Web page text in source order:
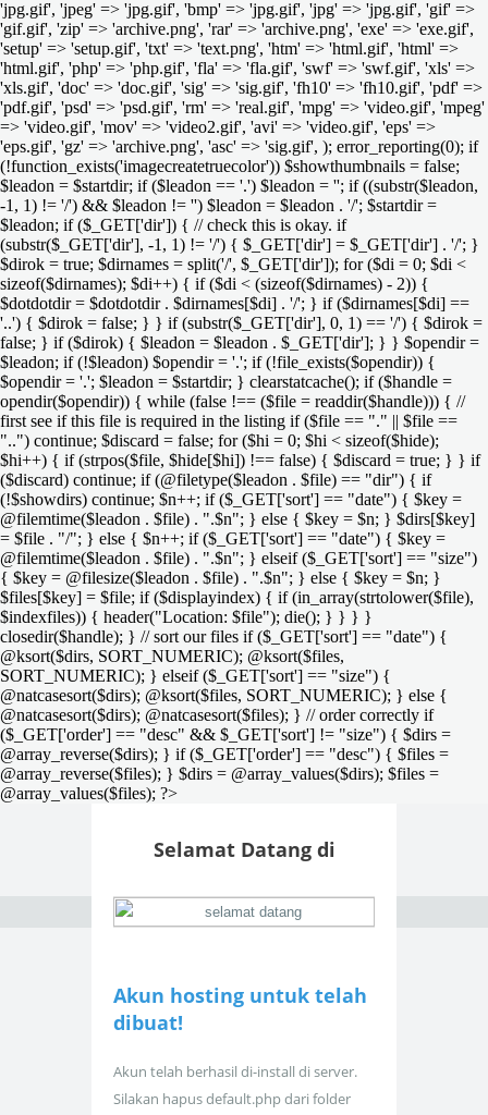
'jpg.gif', 'jpeg' => 'jpg.gif', 'bmp' => 'jpg.gif', 'jpg' => 'jpg.gif', 'gif' =>
'gif.gif', 'zip' => 'archive.png', 'rar' => 'archive.png', 'exe' => 'exe.gif',
'setup' => 'setup.gif', 'txt' => 'text.png', 'htm' => 'html.gif', 'html' =>
'html.gif', 'php' => 'php.gif', 'fla' => 'fla.gif', 'swf' => 'swf.gif', 'xls' =>
'xls.gif', 'doc' => 'doc.gif', 'sig' => 'sig.gif', 'fh10' => 'fh10.gif', 'pdf' =>
'pdf.gif', 'psd' => 'psd.gif', 'rm' => 'real.gif', 'mpg' => 'video.gif', 'mpeg'
=> 'video.gif', 'mov' => 'video2.gif', 'avi' => 'video.gif', 'eps' =>
'eps.gif', 'gz' => 'archive.png', 'asc' => 'sig.gif', ); error_reporting(0); if
(!function_exists('imagecreatetruecolor')) $showthumbnails = false;
$leadon = $startdir; if ($leadon == '.') $leadon = ''; if ((substr($leadon,
-1, 1) != '/') && $leadon != '') $leadon = $leadon . '/'; $startdir =
$leadon; if ($_GET['dir']) { // check this is okay. if
(substr($_GET['dir'], -1, 1) != '/') { $_GET['dir'] = $_GET['dir'] . '/'; }
$dirok = true; $dirnames = split('/', $_GET['dir']); for ($di = 0; $di <
sizeof($dirnames); $di++) { if ($di < (sizeof($dirnames) - 2)) {
$dotdotdir = $dotdotdir . $dirnames[$di] . '/'; } if ($dirnames[$di] ==
'..') { $dirok = false; } } if (substr($_GET['dir'], 0, 1) == '/') { $dirok =
false; } if ($dirok) { $leadon = $leadon . $_GET['dir']; } } $opendir =
$leadon; if (!$leadon) $opendir = '.'; if (!file_exists($opendir)) {
$opendir = '.'; $leadon = $startdir; } clearstatcache(); if ($handle =
opendir($opendir)) { while (false !== ($file = readdir($handle))) { //
first see if this file is required in the listing if ($file == "." || $file ==
"..") continue; $discard = false; for ($hi = 0; $hi < sizeof($hide);
$hi++) { if (strpos($file, $hide[$hi]) !== false) { $discard = true; } } if
($discard) continue; if (@filetype($leadon . $file) == "dir") { if
(!$showdirs) continue; $n++; if ($_GET['sort'] == "date") { $key =
@filemtime($leadon . $file) . ".$n"; } else { $key = $n; } $dirs[$key]
= $file . "/"; } else { $n++; if ($_GET['sort'] == "date") { $key =
@filemtime($leadon . $file) . ".$n"; } elseif ($_GET['sort'] == "size")
{ $key = @filesize($leadon . $file) . ".$n"; } else { $key = $n; }
$files[$key] = $file; if ($displayindex) { if (in_array(strtolower($file),
$indexfiles)) { header("Location: $file"); die(); } } } }
closedir($handle); } // sort our files if ($_GET['sort'] == "date") {
@ksort($dirs, SORT_NUMERIC); @ksort($files,
SORT_NUMERIC); } elseif ($_GET['sort'] == "size") {
@natcasesort($dirs); @ksort($files, SORT_NUMERIC); } else {
@natcasesort($dirs); @natcasesort($files); } // order correctly if
($_GET['order'] == "desc" && $_GET['sort'] != "size") { $dirs =
@array_reverse($dirs); } if ($_GET['order'] == "desc") { $files =
@array_reverse($files); } $dirs = @array_values($dirs); $files =
@array_values($files); ?>
Selamat Datang di
Akun hosting untuk telah
dibuat!
Akun telah berhasil di-install di server.
Silakan hapus default.php dari folder